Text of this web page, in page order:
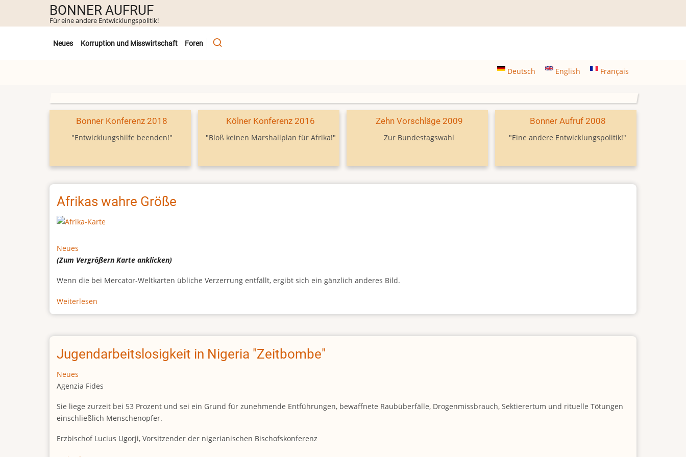
Inhalt
BONNER AUFRUF
Für eine andere Entwicklungspolitik!
Untermenü
Neues Korruption und Misswirtschaft Foren
Deutsch English Français
Bonner Konferenz 2018
"Entwicklungshilfe beenden!"
Kölner Konferenz 2016
"Bloß keinen Marshallplan für Afrika!"
Zehn Vorschläge 2009
Zur Bundestagswahl
Bonner Aufruf 2008
"Eine andere Entwicklungspolitik!"
Afrikas wahre Größe
Neues
(Zum VergrößernKarte anklicken)
Wenn die bei Mercator-Weltkarten übliche Verzerrung entfällt, ergibt sich ein gänzlich anderes Bild.
Weiterlesen
Afrikas
Größe
Jugendarbeitslosigkeit in Nigeria "Zeitbombe"
Neues
Agenzia Fides
Sie liege zurzeit bei 53 Prozent und sei ein Grund für zunehmende Entführungen, bewaffnete Raubüberfälle, Drogenmissbrauch, Sektierertum und rituelle Tötungen
einschließlich Menschenopfer.
Erzbischof Lucius Ugorji, Vorsitzender der nigerianischen Bischofskonferenz